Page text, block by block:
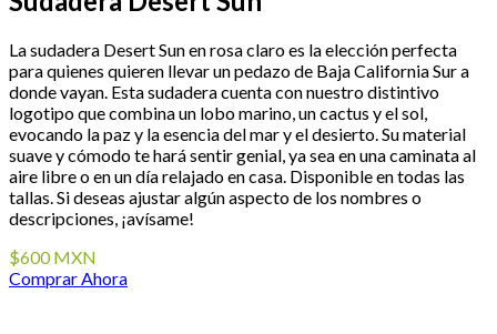
La sudadera Desert Sun en rosa claro es la elección perfecta
para quienes quieren llevar un pedazo de Baja California Sur a
donde vayan. Esta sudadera cuenta con nuestro distintivo
logotipo que combina un lobo marino, un cactus y el sol,
evocando la paz y la esencia del mar y el desierto. Su material
suave y cómodo te hará sentir genial, ya sea en una caminata al
aire libre o en un día relajado en casa. Disponible en todas las
tallas. Si deseas ajustar algún aspecto de los nombres o
descripciones, ¡avísame!
$600 MXN
Comprar Ahora